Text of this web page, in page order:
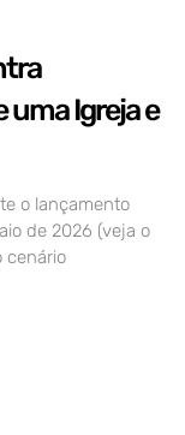
uma Igreja e
o lançamento
de 2026 (veja o
cenário